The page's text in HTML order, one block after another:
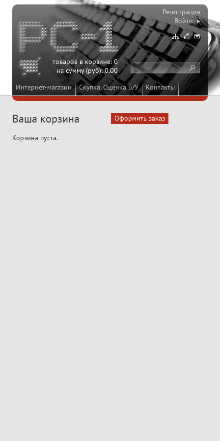
Интернет-магазин Скупка, Оценка Б/У Контакты
товаров в корзине:0
на сумму (руб):0.00
Регистрация
Войти ▸
Ваша корзина
Корзина пуста.